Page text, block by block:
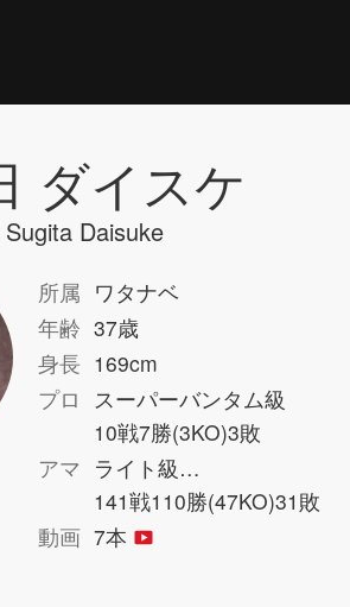
ダイスケ
Sugita Daisuke
所属 ワタナベ
年齢 37歳
身長 169cm
プロ
スーパーバンタム級
10戦7勝(3KO)3敗
アマ ライト級…
141戦110勝(47KO)31敗
動画 7本